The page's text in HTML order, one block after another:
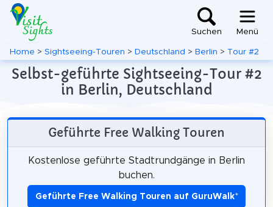
Suchen Menü
Home > Sightseeing-Touren > Deutschland > Berlin > Tour #2
Selbst-geführte Sightseeing-Tour #2
in Berlin, Deutschland
Geführte Free Walking Touren
Kostenlose geführte Stadtrundgänge in Berlin
buchen.
Geführte Free Walking Touren auf GuruWalk*